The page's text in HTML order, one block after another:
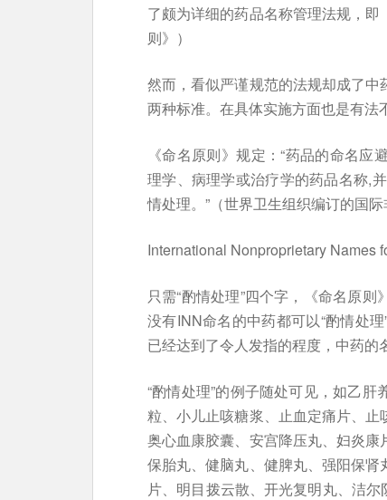
了颇为详细的药品名称管理法规，
则》）
然而，看似严谨规范的法规却成了
两种标准。在具体实施方面也是有法
《命名原则》规定：“药品的命名
理学、病理学或治疗学的药品名称,
情处理。”（世界卫生组织编订的国际
International Nonproprietary Names
只需“酌情处理”四个字，《命名原
没有INN命名的中药都可以“酌情处
已经达到了令人发指的程度，中药的
“酌情处理”的例子随处可见，如乙
粒、小儿止咳糖浆、止血定痛片、
奥心血康胶囊、安宫降压丸、妇炎康
保胎丸、健脑丸、健脾丸、强阳保
片、明目拨云散、开光复明丸、洁